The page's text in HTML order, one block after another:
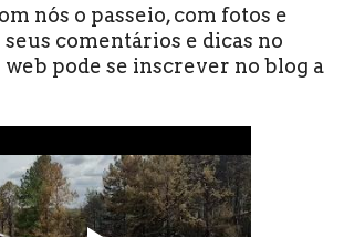
nós o passeio, com fotos e
comentários e dicas no
web pode se inscrever no blog a